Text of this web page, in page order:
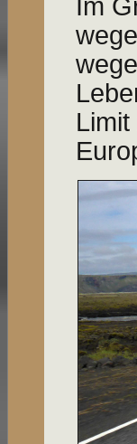
Im